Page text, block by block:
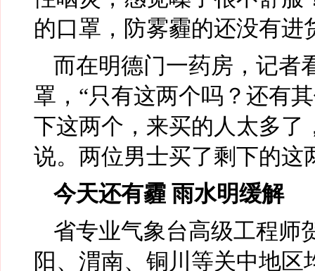
的口罩，防雾霾的还没有进
而在明德门一药房，记者
罩，“只有这两个吗？还有
下这两个，来买的人太多了
说。两位男士买了剩下的这
今天还有霾 雨水明缓解
省专业气象台高级工程师
阳、渭南、铜川等关中地